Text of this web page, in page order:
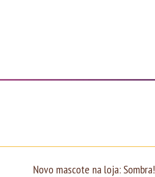
Novo mascote na loja: Sombra!